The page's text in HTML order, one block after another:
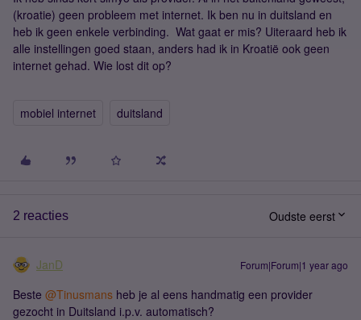
(kroatie) geen probleem met internet. Ik ben nu in duitsland en
heb ik geen enkele verbinding. Wat gaat er mis? Uiteraard heb ik
alle instellingen goed staan, anders had ik in Kroatië ook geen
internet gehad. Wie lost dit op?
mobiel internet duitsland
2 reacties Oudste eerst
JanD Forum|Forum|1 year ago
Beste ​ @Tinusmans heb je al eens handmatig een provider
gezocht in Duitsland i.p.v. automatisch?